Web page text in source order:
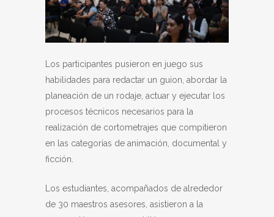
Los participantes pusieron en juego sus
habilidades para redactar un guion, abordar la
planeación de un rodaje, actuar y ejecutar los
procesos técnicos necesarios para la
realización de cortometrajes que compitieron
en las categorías de animación, documental y
ficción.
Los estudiantes, acompañados de alrededor
de 30 maestros asesores, asistieron a la